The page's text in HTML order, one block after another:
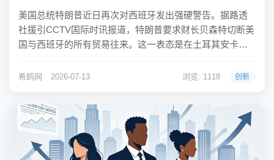
美国总统特朗普近日再次对西班牙发出强硬警告。据路透
社援引CCTV国际时讯报道，特朗普要求财长贝森特切断美
国与西班牙的所有贸易往来。这一表态是在土耳其安卡拉
闻发布会上作出的。特朗普指责西班牙是北约中的“糟糕伙
希鸥网 2026-07-13 浏览: 1118 创新